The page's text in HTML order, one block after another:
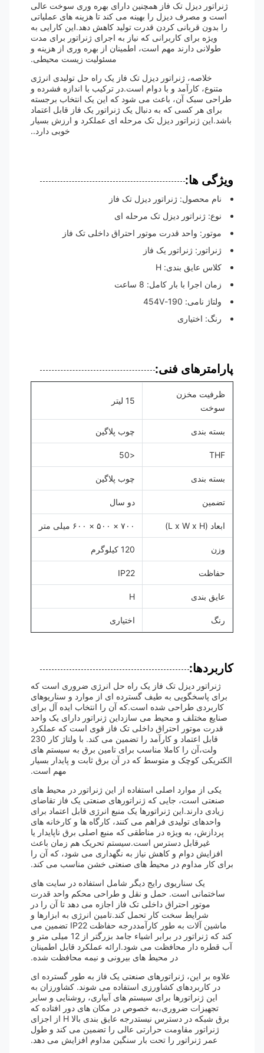
ژنراتور دیزل تک فاز همچنین دارای بهره وری سوخت عالی
است و مصرف دیزل را بهینه می کند تا هزینه های عملیاتی
را بدون قربانی کردن قدرت تولید کاهش دهد.این کارایی به
ویژه برای کاربرانی که نیاز به اجرای ژنراتور برای مدت
طولانی دارند مهم است، اطمینان از بهره وری از هزینه و
مسئولیت زیست محیطی.
خلاصه، ژنراتور دیزل تک فاز یک راه حل تولیدی انرژی
متنوع، کارآمد و با دوام است.در ترکیب با اندازه فشرده و
طراحی سبک آن، باعث می شود که این یک انتخاب برجسته
برای هر کسی که به دنبال یک ژنراتور یک فاز قابل اعتماد
باشد.این ژنراتور دیزل تک مرحله ای عملکرد و ارزش بسیار
خوبی دارد..
ویژگی ها:
نام محصول: ژنراتور دیزل تک فاز
نوع: ژنراتور دیزل تک مرحله ای
موتور: واحد قدرت موتور احتراق داخلی تک فاز
ژنراتور: ژنراتور یک فاز
کلاس عایق بندی: H
زمان اجرا با بار کامل: 8 ساعت
ولتاژ نامی: 190-454V
رنگ: اختیاری
پارامترهای فنی:
ظرفیت مخزن
سوخت
15 لیتر
بسته بندی چوب پلاگین
THF
<50
بسته بندی چوب پلاگین
تضمین دو سال
ابعاد (L x W x H) ۷۰۰ × ۵۰۰ × ۶۰۰ میلی متر
وزن 120 کیلوگرم
حفاظت IP22
عایق بندی H
رنگ اختیاری
کاربردها:
ژنراتور دیزل تک فاز یک راه حل انرژی ضروری است که
برای پاسخگویی به طیف گسترده ای از موارد و سناریوهای
کاربردی طراحی شده است.که آن را انتخاب ایده آل برای
صنایع مختلف و محیط می سازداین ژنراتور دارای یک واحد
قدرت موتور احتراق داخلی تک فاز قوی است که عملکرد
قابل اعتماد و کارآمد را تضمین می کند. با ولتاژ کار 230
ولت،آن را کاملا مناسب برای تامین برق به سیستم های
الکتریکی کوچک و متوسط که در آن برق ثابت و پایدار بسیار
مهم است.
یکی از موارد اصلی استفاده از این ژنراتور در محیط های
صنعتی است، جایی که ژنراتورهای صنعتی یک فاز تقاضای
زیادی دارند.این ژنراتورها یک منبع انرژی قابل اعتماد برای
واحدهای تولیدی فراهم می کنند، کارگاه ها و کارخانه های
پردازش، به ویژه در مناطقی که منبع اصلی برق ناپایدار یا
غیرقابل دسترس است.سیستم تحریک هم زمان باعث
افزایش دوام و کاهش نیاز به نگهداری می شود، که آن را
برای کار مداوم در محیط های صنعتی خشن مناسب می کند.
یک سناریوی رایج دیگر شامل استفاده در سایت های
ساختمانی است. حمل و نقل و طراحی محکم واحد قدرت
موتور احتراق داخلی تک فاز اجازه می دهد تا آن را در
شرایط سخت کار تحمل کند.تامین انرژی به ابزارها و
ماشین آلات به طور کارآمددرجه حفاظت IP22 تضمین می
کند که ژنراتور در برابر اشیاء جامد بزرگتر از 12 میلی متر و
آب قطره دار محافظت می شود.ارائه عملکرد قابل اطمینان
در محیط های بیرونی و نیمه محافظت شده.
علاوه بر این، ژنراتورهای صنعتی یک فاز به طور گسترده ای
در کاربردهای کشاورزی استفاده می شوند. کشاورزان به
این ژنراتورها برای سیستم های آبیاری، روشنایی و سایر
تجهیزات ضروری،به خصوص در مکان های دور افتاده که
برق شبکه در دسترس نیستدرجه عایق بندی بالا H از اجزای
ژنراتور مقاومت حرارتی عالی را تضمین می کند و طول
عمر ژنراتور را تحت بار سنگین مداوم افزایش می دهد.